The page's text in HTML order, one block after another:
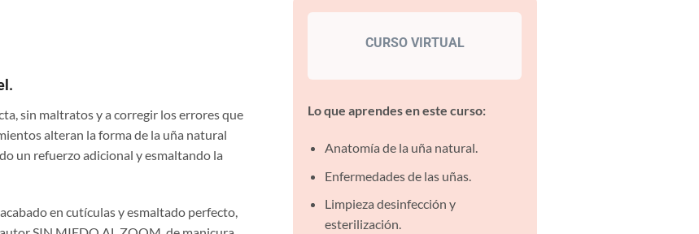
sin maltratos y a corregir los errores que
alteran la forma de la uña natural
un refuerzo adicional y esmaltando la
en cutículas y esmaltado perfecto,
CURSO VIRTUAL
Lo que aprendes en este curso:
Anatomía de la uña natural.
Enfermedades de las uñas.
Limpieza desinfección y
esterilización.